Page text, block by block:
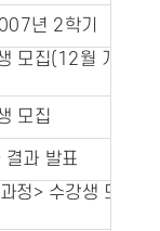
년 2학기
모집(12월 개
모집
결과 발표
정> 수강생 모